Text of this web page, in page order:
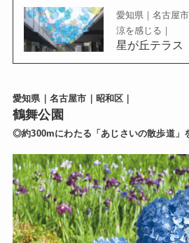
愛知県｜名古屋
涼を感じる｜
星が丘テラス
愛知県｜名古屋市｜昭和区｜
鶴舞公園
◎約300mにわたる「あじさいの散歩道」